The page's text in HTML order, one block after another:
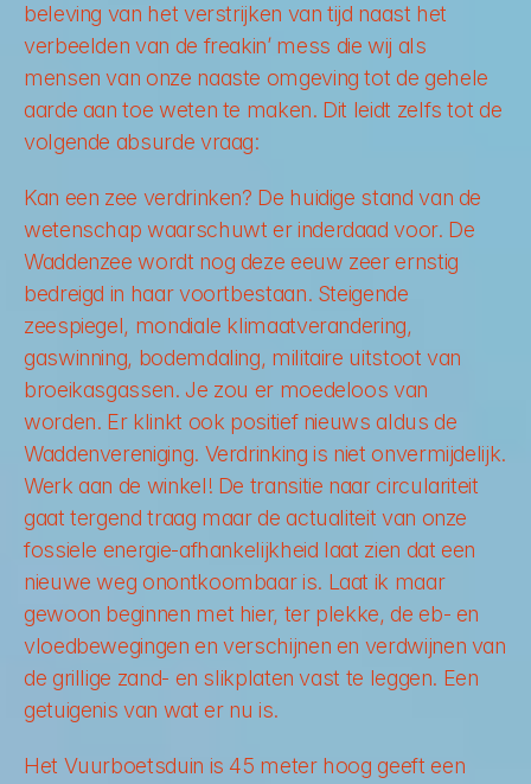
beleving van het verstrijken van tijd naast het
verbeelden van de freakin’ mess die wij als
mensen van onze naaste omgeving tot de gehele
aarde aan toe weten te maken. Dit leidt zelfs tot de
volgende absurde vraag:
Kan een zee verdrinken? De huidige stand van de
wetenschap waarschuwt er inderdaad voor. De
Waddenzee wordt nog deze eeuw zeer ernstig
bedreigd in haar voortbestaan. Steigende
zeespiegel, mondiale klimaatverandering,
gaswinning, bodemdaling, militaire uitstoot van
broeikasgassen. Je zou er moedeloos van
worden. Er klinkt ook positief nieuws aldus de
Waddenvereniging. Verdrinking is niet onvermijdelijk.
Werk aan de winkel! De transitie naar circulariteit
gaat tergend traag maar de actualiteit van onze
fossiele energie-afhankelijkheid laat zien dat een
nieuwe weg onontkoombaar is. Laat ik maar
gewoon beginnen met hier, ter plekke, de eb- en
vloedbewegingen en verschijnen en verdwijnen van
de grillige zand- en slikplaten vast te leggen. Een
getuigenis van wat er nu is.
Het Vuurboetsduin is 45 meter hoog geeft een